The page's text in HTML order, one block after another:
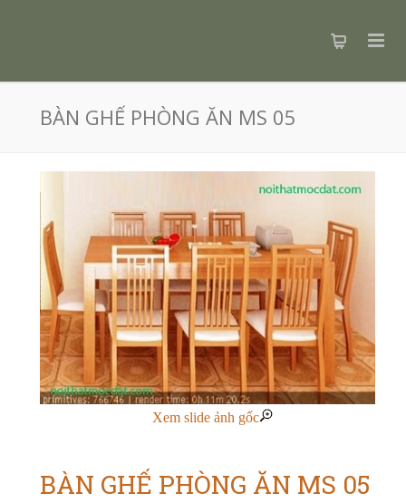
BÀN GHẾ PHÒNG ĂN MS 05
Xem slide ảnh gốc
BÀN GHẾ PHÒNG ĂN MS 05